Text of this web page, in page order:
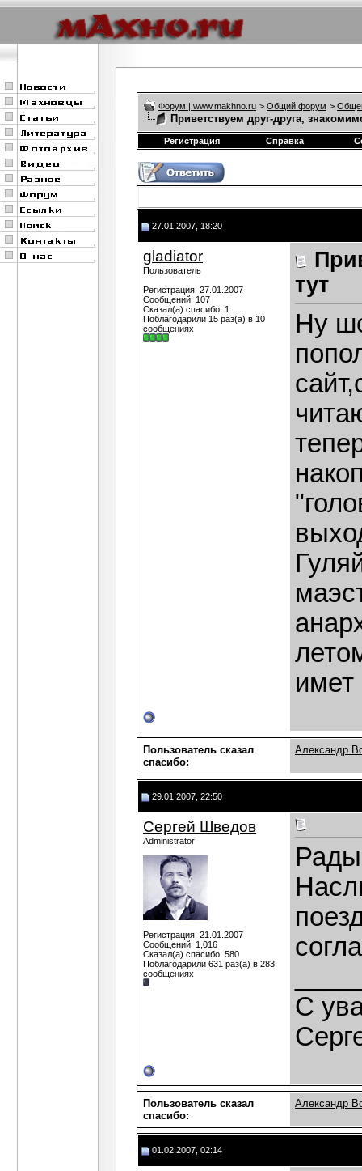
Форум | www.makhno.ru > Общий форум >
Приветствуем друг-друга,
Регистрация Справка
27.01.2007, 18:20
gladiator
Пользователь
Регистрация: 27.01.2007
Сообщений: 107
Сказал(а) спасибо: 1
Поблагодарили 15 раз(а) в 10
сообщениях
тут
Ну
имет
Пользователь сказал
cпасибо:
Александр
29.01.2007, 22:50
Сергей Шведов
Administrator
Регистрация: 21.01.2007
Сообщений: 1,016
Сказал(а) спасибо: 580
Поблагодарили 631 раз(а) в 283
сообщениях
Рады
C
Пользователь сказал
cпасибо:
Александр
01.02.2007, 02:14